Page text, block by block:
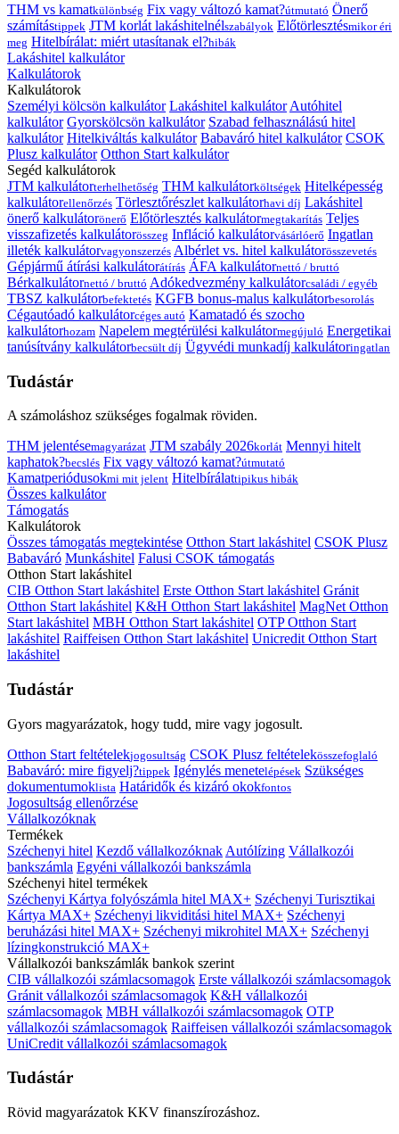
THM vs kamatkülönbség Fix vagy változó kamat?útmutató Önerő
számítástippek JTM korlát lakáshitelnélszabályok Előtörlesztésmikor éri
meg Hitelbírálat: miért utasítanak el?hibák
Lakáshitel kalkulátor
Kalkulátorok
Kalkulátorok
Személyi kölcsön kalkulátor Lakáshitel kalkulátor Autóhitel
kalkulátor Gyorskölcsön kalkulátor Szabad felhasználású hitel
kalkulátor Hitelkiváltás kalkulátor Babaváró hitel kalkulátor CSOK
Plusz kalkulátor Otthon Start kalkulátor
Segéd kalkulátorok
JTM kalkulátorterhelhetőség THM kalkulátorköltségek Hitelképesség
kalkulátorellenőrzés Törlesztőrészlet kalkulátorhavi díj Lakáshitel
önerő kalkulátorönerő Előtörlesztés kalkulátormegtakarítás Teljes
visszafizetés kalkulátorösszeg Infláció kalkulátorvásárlóerő Ingatlan
illeték kalkulátorvagyonszerzés Albérlet vs. hitel kalkulátorösszevetés
Gépjármű átírási kalkulátorátírás ÁFA kalkulátornettó / bruttó
Bérkalkulátornettó / bruttó Adókedvezmény kalkulátorcsaládi / egyéb
TBSZ kalkulátorbefektetés KGFB bonus-malus kalkulátorbesorolás
Cégautóadó kalkulátorcéges autó Kamatadó és szocho
kalkulátorhozam Napelem megtérülési kalkulátormegújuló Energetikai
tanúsítvány kalkulátorbecsült díj Ügyvédi munkadíj kalkulátoringatlan
Tudástár
A számoláshoz szükséges fogalmak röviden.
THM jelentésemagyarázat JTM szabály 2026korlát Mennyi hitelt
kaphatok?becslés Fix vagy változó kamat?útmutató
Kamatperiódusokmi mit jelent Hitelbírálattipikus hibák
Összes kalkulátor
Támogatás
Kalkulátorok
Összes támogatás megtekintése Otthon Start lakáshitel CSOK Plusz
Babaváró Munkáshitel Falusi CSOK támogatás
Otthon Start lakáshitel
CIB Otthon Start lakáshitel Erste Otthon Start lakáshitel Gránit
Otthon Start lakáshitel K&H Otthon Start lakáshitel MagNet Otthon
Start lakáshitel MBH Otthon Start lakáshitel OTP Otthon Start
lakáshitel Raiffeisen Otthon Start lakáshitel Unicredit Otthon Start
lakáshitel
Tudástár
Gyors magyarázatok, hogy tudd, mire vagy jogosult.
Otthon Start feltételekjogosultság CSOK Plusz feltételekösszefoglaló
Babaváró: mire figyelj?tippek Igénylés menetelépések Szükséges
dokumentumoklista Határidők és kizáró okokfontos
Jogosultság ellenőrzése
Vállalkozóknak
Termékek
Széchenyi hitel Kezdő vállalkozóknak Autólízing Vállalkozói
bankszámla Egyéni vállalkozói bankszámla
Széchenyi hitel termékek
Széchenyi Kártya folyószámla hitel MAX+ Széchenyi Turisztikai
Kártya MAX+ Széchenyi likviditási hitel MAX+ Széchenyi
beruházási hitel MAX+ Széchenyi mikrohitel MAX+ Széchenyi
lízingkonstrukció MAX+
Vállalkozói bankszámlák bankok szerint
CIB vállalkozói számlacsomagok Erste vállalkozói számlacsomagok
Gránit vállalkozói számlacsomagok K&H vállalkozói
számlacsomagok MBH vállalkozói számlacsomagok OTP
vállalkozói számlacsomagok Raiffeisen vállalkozói számlacsomagok
UniCredit vállalkozói számlacsomagok
Tudástár
Rövid magyarázatok KKV finanszírozáshoz.